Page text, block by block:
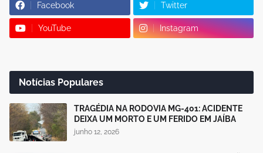
Facebook Twitter
YouTube Instagram
Notícias Populares
TRAGÉDIA NA RODOVIA MG-401: ACIDENTE
DEIXA UM MORTO E UM FERIDO EM JAÍBA
junho 12, 2026